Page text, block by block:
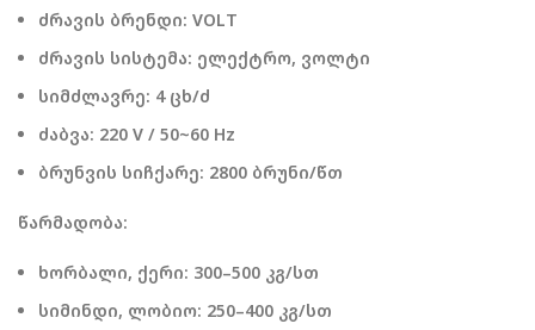
ძრავის ბრენდი: VOLT
ძრავის სისტემა: ელექტრო, ვოლტი
სიმძლავრე: 4 ცხ/ძ
ძაბვა: 220 V / 50~60 Hz
ბრუნვის სიჩქარე: 2800 ბრუნი/წთ
წარმადობა:
ხორბალი, ქერი: 300–500 კგ/სთ
სიმინდი, ლობიო: 250–400 კგ/სთ